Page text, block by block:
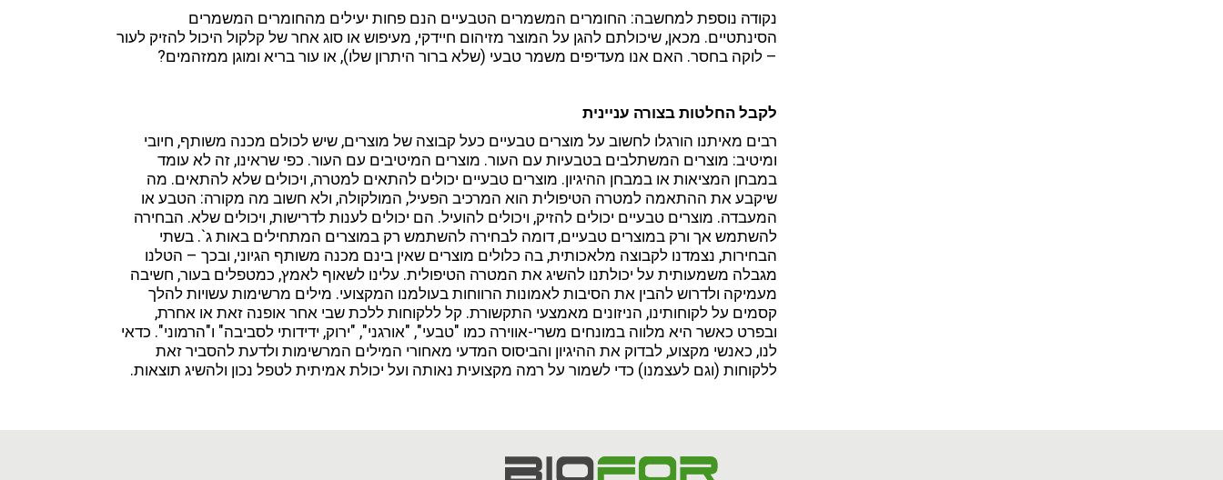
נקודה נוספת למחשבה: החומרים המשמרים הטבעיים הנם פחות יעילים מהחומרים המשמרים
הסינתטיים. מכאן, שיכולתם להגן על המוצר מזיהום חיידקי, מעיפוש או סוג אחר של קלקול היכול להזיק לעור
– לוקה בחסר. האם אנו מעדיפים משמר טבעי (שלא ברור היתרון שלו), או עור בריא ומוגן ממזהמים?
לקבל החלטות בצורה עניינית
רבים מאיתנו הורגלו לחשוב על מוצרים טבעיים כעל קבוצה של מוצרים, שיש לכולם מכנה משותף, חיובי
ומיטיב: מוצרים המשתלבים בטבעיות עם העור. מוצרים המיטיבים עם העור. כפי שראינו, זה לא עומד
במבחן המציאות או במבחן ההיגיון. מוצרים טבעיים יכולים להתאים למטרה, ויכולים שלא להתאים. מה
שיקבע את ההתאמה למטרה הטיפולית הוא המרכיב הפעיל, המולקולה, ולא חשוב מה מקורה: הטבע או
המעבדה. מוצרים טבעיים יכולים להזיק, ויכולים להועיל. הם יכולים לענות לדרישות, ויכולים שלא. הבחירה
להשתמש אך ורק במוצרים טבעיים, דומה לבחירה להשתמש רק במוצרים המתחילים באות ג`. בשתי
הבחירות, נצמדנו לקבוצה מלאכותית, בה כלולים מוצרים שאין בינם מכנה משותף הגיוני, ובכך – הטלנו
מגבלה משמעותית על יכולתנו להשיג את המטרה הטיפולית. עלינו לשאוף לאמץ, כמטפלים בעור, חשיבה
מעמיקה ולדרוש להבין את הסיבות לאמונות הרווחות בעולמנו המקצועי. מילים מרשימות עשויות להלך
קסמים על לקוחותינו, הניזונים מאמצעי התקשורת. קל ללקוחות ללכת שבי אחר אופנה זאת או אחרת,
ובפרט כאשר היא מלווה במונחים משרי-אווירה כמו "טבעי", "אורגני", "ירוק, ידידותי לסביבה" ו"הרמוני". כדאי
לנו, כאנשי מקצוע, לבדוק את ההיגיון והביסוס המדעי מאחורי המילים המרשימות ולדעת להסביר זאת
ללקוחות (וגם לעצמנו) כדי לשמור על רמה מקצועית נאותה ועל יכולת אמיתית לטפל נכון ולהשיג תוצאות.